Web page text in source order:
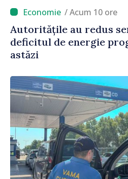
/ Acum 10 ore
Autoritățile au redus
deficitul de energie
astăzi